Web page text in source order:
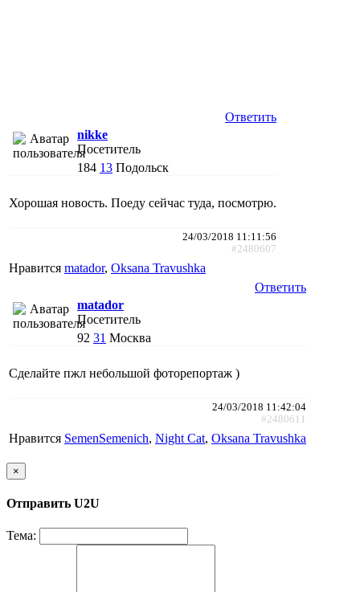
Ответить
nikke
Посетитель
184 13 Подольск
Хорошая новость. Поеду сейчас туда, посмотрю.
24/03/2018 11:11:56
#2480607
Нравится matador, Oksana Travushka
Ответить
matador
Посетитель
92 31 Москва
Сделайте пжл небольшой фоторепортаж )
24/03/2018 11:42:04
#2480611
Нравится SemenSemenich, Night Cat, Oksana Travushka
×
Отправить U2U
Тема: